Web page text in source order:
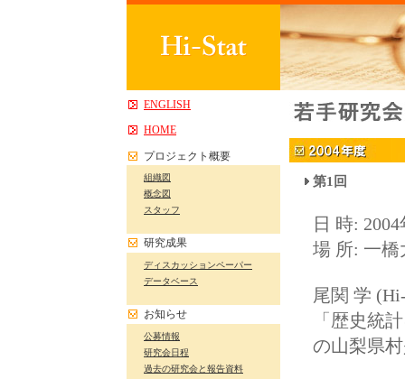
ENGLISH
HOME
プロジェクト概要
組織図
概念図
スタッフ
研究成果
ディスカッションペーパー
データベース
お知らせ
公募情報
研究会日程
過去の研究会と報告資料
第1回
日 時:
場 所: 一橋
尾関 学
「歴史統
の山梨県